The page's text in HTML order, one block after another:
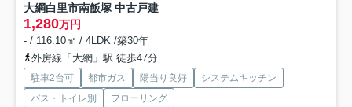
大網白里市南飯塚 中古戸建
1,280万円
- / 116.10㎡ / 4LDK /築30年
外房線「大網」駅 徒歩47分
駐車2台可 都市ガス 陽当り良好
システムキッチン
バス・トイレ別
フローリング